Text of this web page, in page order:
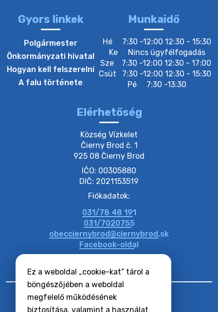
Ez a weboldal „cookie-kat” tárol a
böngészőjében a weboldal
megfelelő működésének
biztosítása, valamint a használat
Gyors linkek
Polgármester
Önkormányzati hivatal
Hogyan kell felszerelni
A falu története
Munkaidő
Hé
7:30 -12:00 12:30 - 15:30
Ke
Nincs ügyfélfogadás
Sze
7:30 -12:00 12:30 - 17:00
Csüt
7:30 -12:00 12:30 - 15:30
Pé
7:30 -13:30
Elérhetőség
Község Vízkelet
Čierny Brod č. 1
925 08 Čierny Brod
IČO: 00305880
DIČ: 2021153519
Fiókadatok:
031/78 48 191
031/7020755
obecciernybrod@ciernybrod.sk
Facebook-oldal